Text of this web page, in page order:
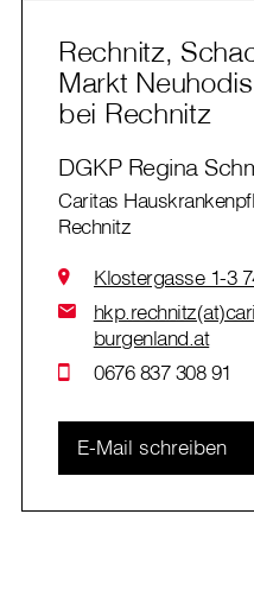
Rechnitz,
Markt
bei Rechnitz
DGKP Regina
Caritas
Rechnitz
Klostergasse 1-3
burgenland.at
0676 837 308 91
E-Mail schreiben